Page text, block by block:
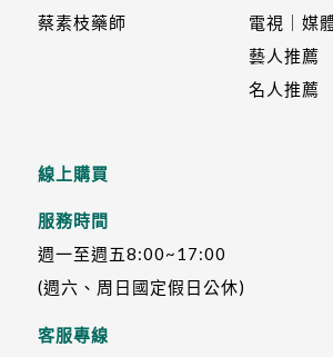
蔡素枝藥師
電視｜媒
藝人推薦
名人推薦
線上購買
服務時間
週一至週五8:00~17:00
(週六、周日國定假日公休)
客服專線